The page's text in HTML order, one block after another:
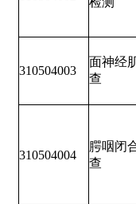
310504003
面神经
查
310504004
腭咽闭
查